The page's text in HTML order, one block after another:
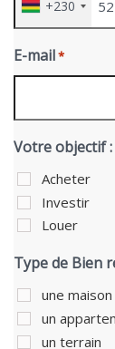
+230
E-mail*
Votre objectif :
Acheter
Investir
Louer
Type de Bien
une maison
un
un terrain